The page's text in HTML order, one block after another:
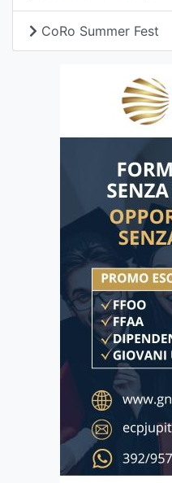
CoRo Summer Fest